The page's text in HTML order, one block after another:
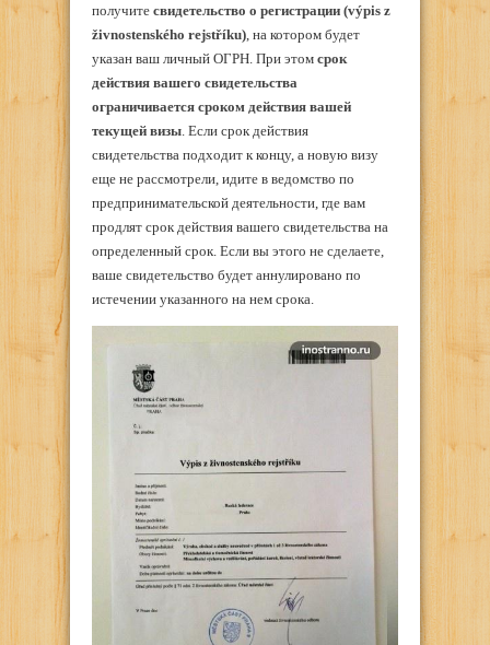
получите свидетельство о регистрации (výpis z
živnostenského rejstříku) , на котором будет
указан ваш личный ОГРН. При этом срок
действия вашего свидетельства
ограничивается сроком действия вашей
текущей визы . Если срок действия
свидетельства подходит к концу, а новую визу
еще не рассмотрели, идите в ведомство по
предпринимательской деятельности, где вам
продлят срок действия вашего свидетельства на
определенный срок. Если вы этого не сделаете,
ваше свидетельство будет аннулировано по
истечении указанного на нем срока.